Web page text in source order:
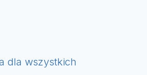
dla wszystkich